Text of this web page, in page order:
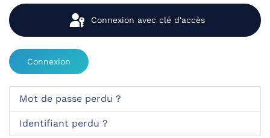
Connexion avec clé d'accès
Connexion
Mot de passe perdu ?
Identifiant perdu ?